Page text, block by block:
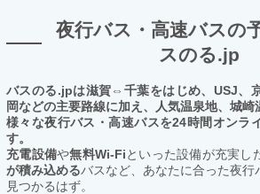
夜行バス・高速バスの
スのる.jp
バスのる.jpは滋賀⇔千葉をはじめ、USJ、
岡などの主要路線に加え、人気温泉地、城
様々な夜行バス・高速バスを24時間オンラ
す。
充電設備や無料Wi-Fiといった設備が充実し
が積み込めるバスなど、あなたに合った夜行
見つかるはず。